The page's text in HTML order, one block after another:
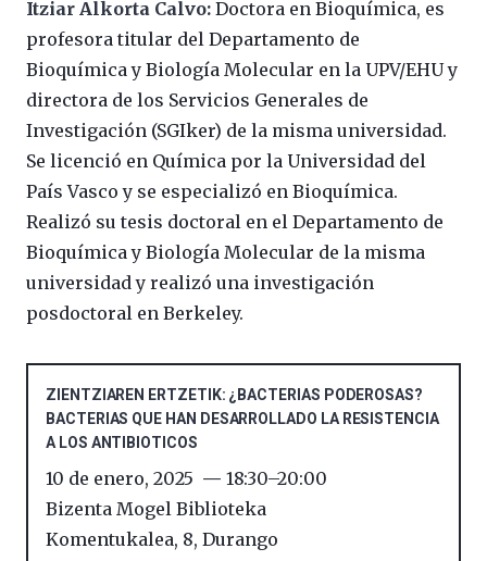
Itziar Alkorta Calvo: Doctora en Bioquímica, es
profesora titular del Departamento de
Bioquímica y Biología Molecular en la UPV/EHU y
directora de los Servicios Generales de
Investigación (SGIker) de la misma universidad.
Se licenció en Química por la Universidad del
País Vasco y se especializó en Bioquímica.
Realizó su tesis doctoral en el Departamento de
Bioquímica y Biología Molecular de la misma
universidad y realizó una investigación
posdoctoral en Berkeley.
ZIENTZIAREN ERTZETIK: ¿BACTERIAS PODEROSAS?
BACTERIAS QUE HAN DESARROLLADO LA RESISTENCIA
A LOS ANTIBIOTICOS
10 de enero, 2025 18:30–20:00
Bizenta Mogel Biblioteka
Komentukalea, 8, Durango